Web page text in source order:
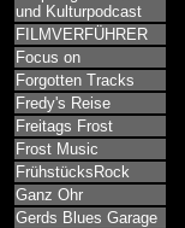
und Kulturpodcast
FILMVERFÜHRER
Focus on
Forgotten Tracks
Fredy's Reise
Freitags Frost
Frost Music
FrühstücksRock
Ganz Ohr
Gerds Blues Garage